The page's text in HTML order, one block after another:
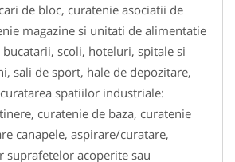
de bloc, curatenie asociatii de
magazine si unitati de alimentatie
scoli, hoteluri, spitale si
sali de sport, hale de depozitare,
spatiilor industriale:
curatenie de baza, curatenie
canapele, aspirare/curatare,
suprafetelor acoperite sau